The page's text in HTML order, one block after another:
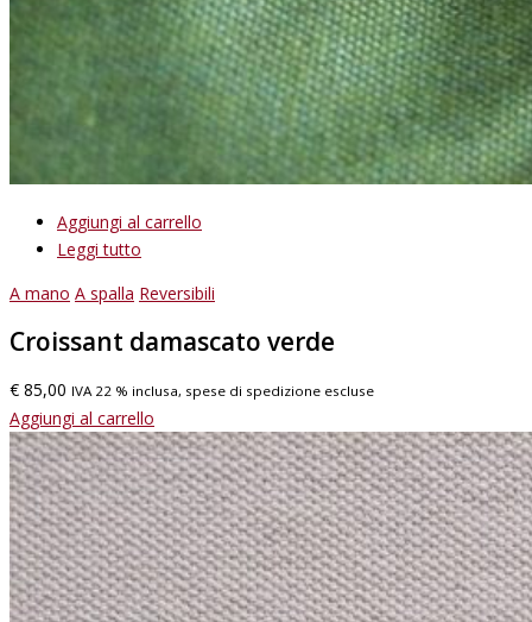
Aggiungi al carrello
Leggi tutto
A mano A spalla Reversibili
Croissant damascato verde
€ 85,00 IVA 22 % inclusa, spese di spedizione escluse
Aggiungi al carrello